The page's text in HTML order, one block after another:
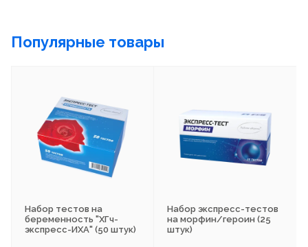
Популярные товары
Набор тестов на
беременность "ХГч-
экспресс-ИХА" (50 штук)
Набор экспресс-тестов
на морфин/героин (25
штук)